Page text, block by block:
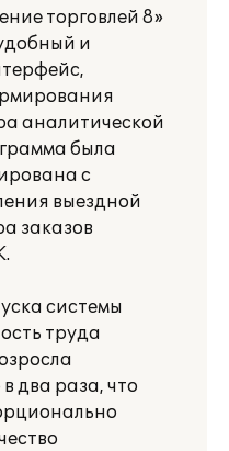
торговлей 8»
и
аналитической
была
с
выездной
заказов
системы
труда
два раза, что